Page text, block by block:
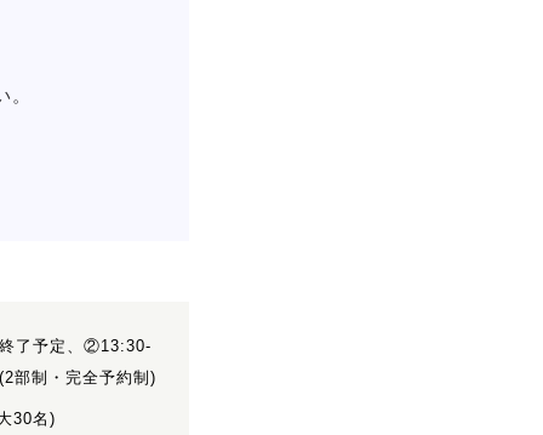
了予定、②13:30-
部制・完全予約制)
30名)